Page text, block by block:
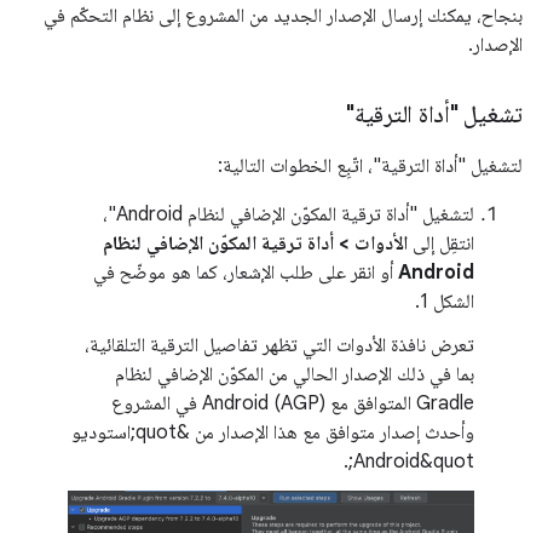
بنجاح، يمكنك إرسال الإصدار الجديد من المشروع إلى نظام التحكّم في
الإصدار.
تشغيل "أداة الترقية"
لتشغيل "أداة الترقية"، اتّبِع الخطوات التالية:
لتشغيل "أداة ترقية المكوّن الإضافي لنظام Android"،
انتقِل إلى الأدوات > أداة ترقية المكوّن الإضافي لنظام
Android أو انقر على طلب الإشعار، كما هو موضّح في
الشكل 1.
تعرض نافذة الأدوات التي تظهر تفاصيل الترقية التلقائية،
بما في ذلك الإصدار الحالي من المكوّن الإضافي لنظام
Gradle المتوافق مع Android (AGP) في المشروع
وأحدث إصدار متوافق مع هذا الإصدار من &quot;استوديو
Android&quot;.